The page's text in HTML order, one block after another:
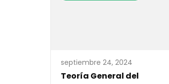
septiembre 24, 2024
Teoría General del